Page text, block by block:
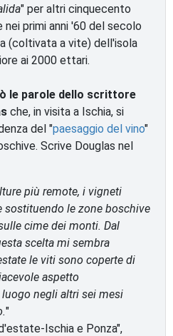
" per altri cinquecento
nei primi anni '60 del secolo
(coltivata a vite) dell'isola
ai 2000 ettari.
le parole dello scrittore
che, in visita a Ischia, si
del "paesaggio del vino"
Scrive Douglas nel
più remote, i vigneti
sostituendo le zone boschive
cime dei monti. Dal
scelta mi sembra
le viti sono coperte di
aspetto
negli altri sei mesi
"
Ischia e Ponza",